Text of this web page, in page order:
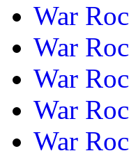
War
War
War
War
War